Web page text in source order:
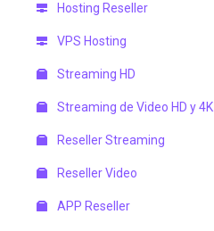
Hosting Reseller
VPS Hosting
Streaming HD
Streaming de Video HD y 4K
Reseller Streaming
Reseller Video
APP Reseller